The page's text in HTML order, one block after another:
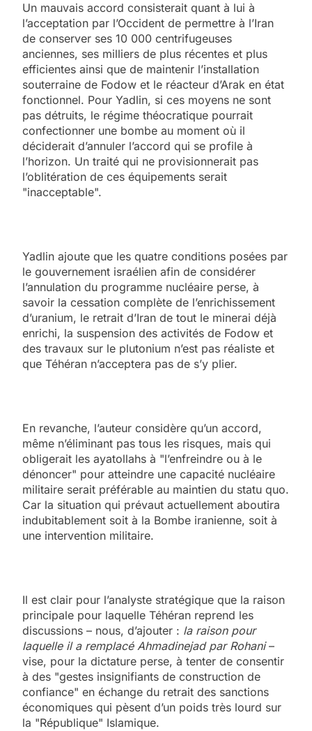
Un mauvais accord consisterait quant à lui à
l’acceptation par l’Occident de permettre à l’Iran
de conserver ses 10 000 centrifugeuses
anciennes, ses milliers de plus récentes et plus
efficientes ainsi que de maintenir l’installation
souterraine de Fodow et le réacteur d’Arak en état
fonctionnel. Pour Yadlin, si ces moyens ne sont
pas détruits, le régime théocratique pourrait
confectionner une bombe au moment où il
déciderait d’annuler l’accord qui se profile à
l’horizon. Un traité qui ne provisionnerait pas
l’oblitération de ces équipements serait
"inacceptable".
Yadlin ajoute que les quatre conditions posées par
le gouvernement israélien afin de considérer
l’annulation du programme nucléaire perse, à
savoir la cessation complète de l’enrichissement
d’uranium, le retrait d’Iran de tout le minerai déjà
enrichi, la suspension des activités de Fodow et
des travaux sur le plutonium n’est pas réaliste et
que Téhéran n’acceptera pas de s’y plier.
En revanche, l’auteur considère qu’un accord,
même n’éliminant pas tous les risques, mais qui
obligerait les ayatollahs à "l’enfreindre ou à le
dénoncer" pour atteindre une capacité nucléaire
militaire serait préférable au maintien du statu quo.
Car la situation qui prévaut actuellement aboutira
indubitablement soit à la Bombe iranienne, soit à
une intervention militaire.
Il est clair pour l’analyste stratégique que la raison
principale pour laquelle Téhéran reprend les
discussions – nous, d’ajouter : la raison pour
laquelle il a remplacé Ahmadinejad par Rohani–
vise, pour la dictature perse, à tenter de consentir
à des "gestes insignifiants de construction de
confiance" en échange du retrait des sanctions
économiques qui pèsent d’un poids très lourd sur
la "République" Islamique.